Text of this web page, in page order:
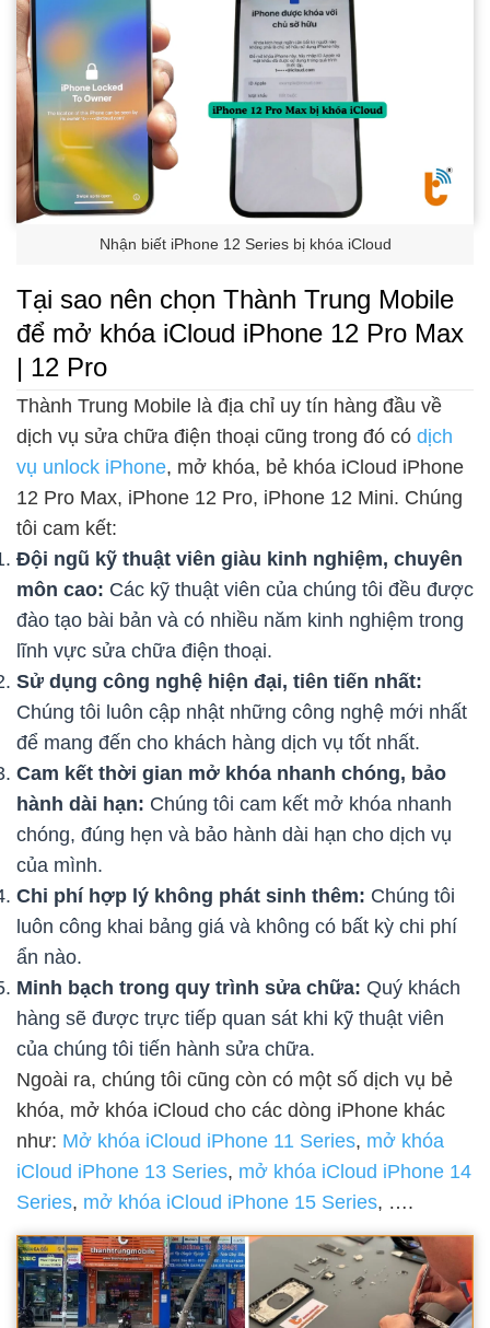
Nhận biết iPhone 12 Series bị khóa iCloud
Tại sao nên chọn Thành Trung Mobile
để mở khóa iCloud iPhone 12 Pro Max
| 12 Pro
Thành Trung Mobile là địa chỉ uy tín hàng đầu về
dịch vụ sửa chữa điện thoại cũng trong đó có dịch
vụ unlock iPhone, mở khóa, bẻ khóa iCloud iPhone
12 Pro Max, iPhone 12 Pro, iPhone 12 Mini. Chúng
tôi cam kết:
Đội ngũ kỹ thuật viên giàu kinh nghiệm, chuyên
môn cao: Các kỹ thuật viên của chúng tôi đều được
đào tạo bài bản và có nhiều năm kinh nghiệm trong
lĩnh vực sửa chữa điện thoại.
Sử dụng công nghệ hiện đại, tiên tiến nhất:
Chúng tôi luôn cập nhật những công nghệ mới nhất
để mang đến cho khách hàng dịch vụ tốt nhất.
Cam kết thời gian mở khóa nhanh chóng, bảo
hành dài hạn: Chúng tôi cam kết mở khóa nhanh
chóng, đúng hẹn và bảo hành dài hạn cho dịch vụ
của mình.
Chi phí hợp lý không phát sinh thêm: Chúng tôi
luôn công khai bảng giá và không có bất kỳ chi phí
ẩn nào.
Minh bạch trong quy trình sửa chữa: Quý khách
hàng sẽ được trực tiếp quan sát khi kỹ thuật viên
của chúng tôi tiến hành sửa chữa.
Ngoài ra, chúng tôi cũng còn có một số dịch vụ bẻ
khóa, mở khóa iCloud cho các dòng iPhone khác
như: Mở khóa iCloud iPhone 11 Series, mở khóa
iCloud iPhone 13 Series, mở khóa iCloud iPhone 14
Series, mở khóa iCloud iPhone 15 Series, ….